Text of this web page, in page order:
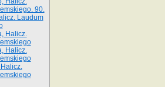
90.
Laudum
Halicz.
Halicz.